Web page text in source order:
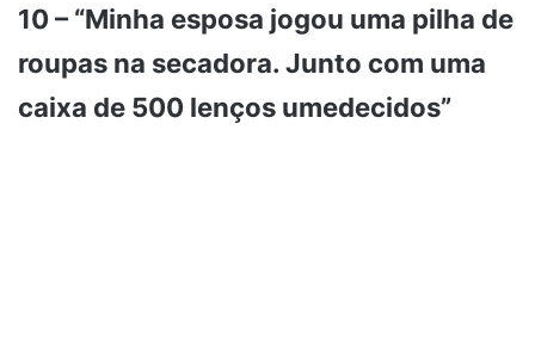
10 – “Minha esposa jogou uma pilha de
roupas na secadora. Junto com uma
caixa de 500 lenços umedecidos”